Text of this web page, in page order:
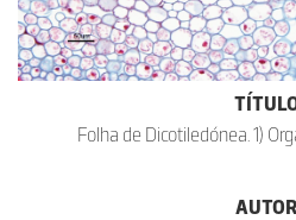
Folha de Dicotiledónea. 1)
AUTOR